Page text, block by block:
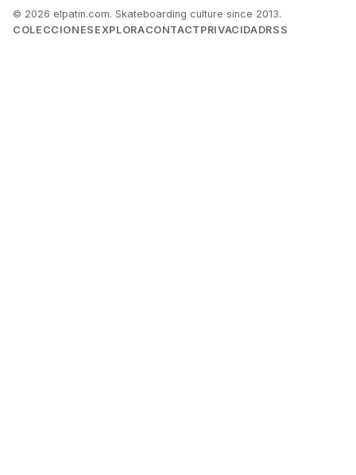
© 2026 elpatin.com. Skateboarding culture since 2013.
COLECCIONES EXPLORACONTACT PRIVACIDADRSS